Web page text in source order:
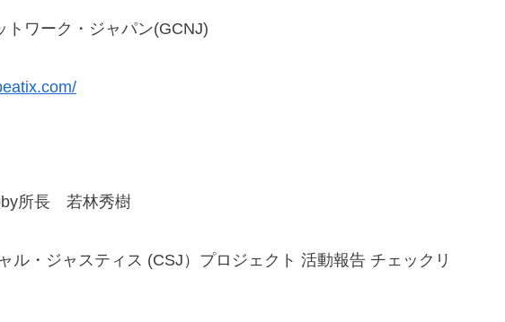
ワーク・ジャパン(GCNJ)
所長 若林秀樹
・ジャスティス (CSJ）プロジェクト 活動報告 チェックリ